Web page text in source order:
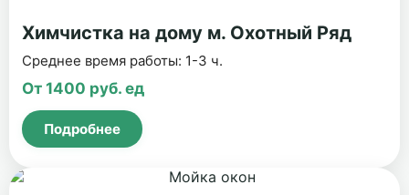
Химчистка на дому м. Охотный Ряд
Среднее время работы: 1-3 ч.
От 1400 руб. ед
Подробнее